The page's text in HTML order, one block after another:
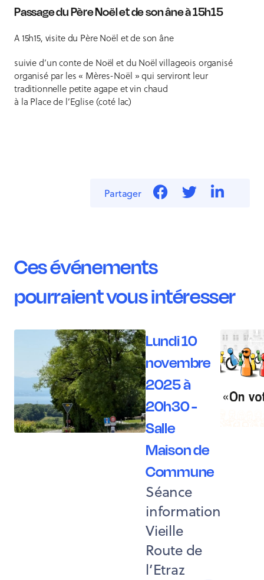
Passage du Père Noël et de son âne à 15h15
A 15h15, visite du Père Noël et de son âne
suivie d’un conte de Noël et du Noël villageois organisé
organisé par les « Mères-Noël » qui serviront leur
traditionnelle petite agape et vin chaud
à la Place de l’Eglise (coté lac)
Partager
Ces événements
pourraient vous intéresser
Lundi 10
novembre
2025 à
20h30 -
Salle
Maison de
Commune
Séance
information
Vieille
Route de
l’Etraz